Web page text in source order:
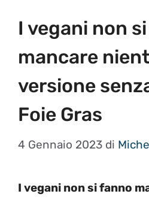
I vegani non
mancare
versione
Foie Gras
4 Gennaio 2023 di
I vegani non si fanno